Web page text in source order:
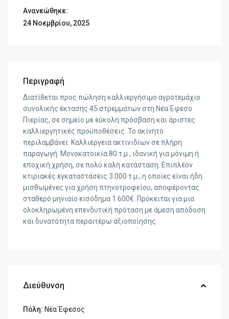
Ανανεώθηκε:
24 Νοεμβρίου, 2025
Περιγραφή
Διατίθεται προς πώληση καλλιεργήσιμο αγροτεμάχιο
συνολικής έκτασης 45 στρεμμάτων στη Νέα Έφεσο
Πιερίας, σε σημείο με εύκολη πρόσβαση και άριστες
καλλιεργητικές προϋποθέσεις. Το ακίνητο
περιλαμβάνει: Καλλιέργεια ακτινιδίων σε πλήρη
παραγωγή. Μονοκατοικία 80 τ.μ., ιδανική για μόνιμη ή
εποχική χρήση, σε πολύ καλή κατάσταση. Επιπλέον
κτιριακές εγκαταστάσεις 3.000 τ.μ., η οποίες είναι ήδη
μισθωμένες για χρήση πτηνοτροφείου, αποφέροντας
σταθερό μηνιαίο εισόδημα 1.600€. Πρόκειται για μια
ολοκληρωμένη επενδυτική πρόταση με άμεση απόδοση
και δυνατότητα περαιτέρω αξιοποίησης.
Διεύθυνση
Πόλη: Νέα Έφεσος